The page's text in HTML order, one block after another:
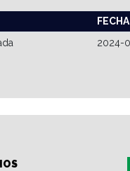
FECHA
2024-